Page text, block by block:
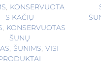
KONSERVUOTA
S KAČIŲ
KONSERVUOTAS
ŠUNŲ
ŠUNIMS VISI